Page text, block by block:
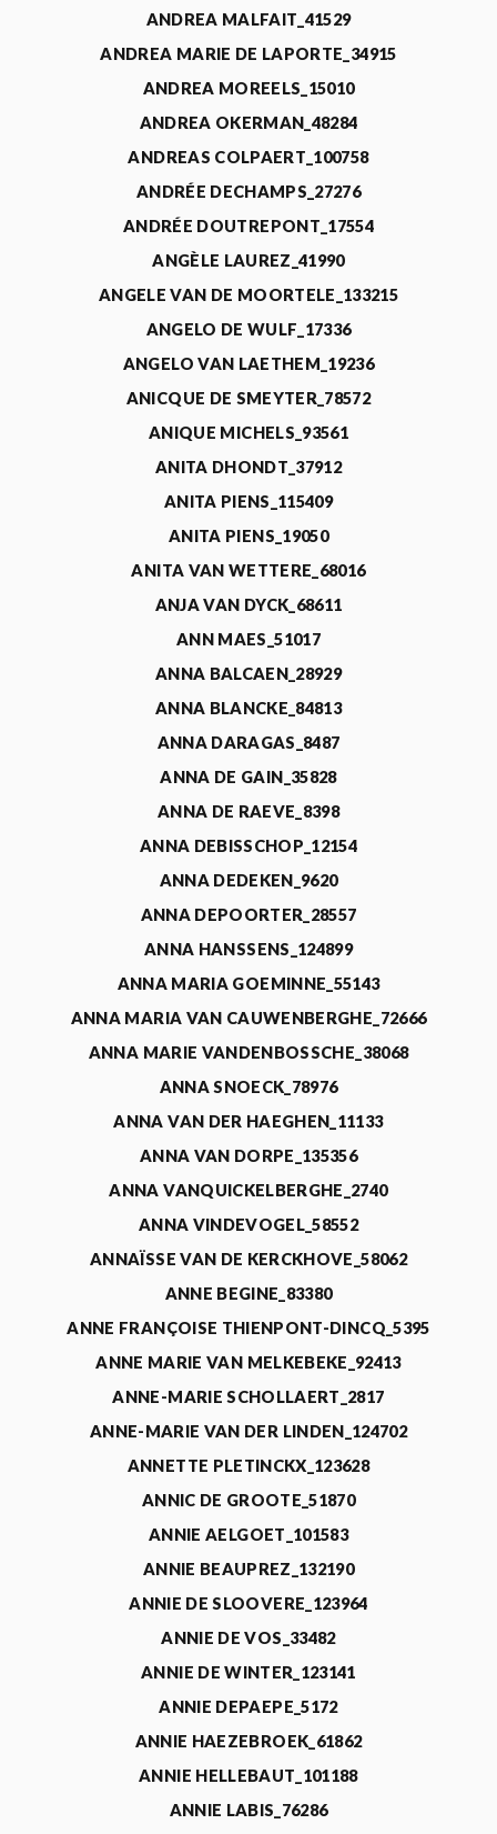
ANDREA MALFAIT_41529
ANDREA MARIE DE LAPORTE_34915
ANDREA MOREELS_15010
ANDREA OKERMAN_48284
ANDREAS COLPAERT_100758
ANDRÉE DECHAMPS_27276
ANDRÉE DOUTREPONT_17554
ANGÈLE LAUREZ_41990
ANGELE VAN DE MOORTELE_133215
ANGELO DE WULF_17336
ANGELO VAN LAETHEM_19236
ANICQUE DE SMEYTER_78572
ANIQUE MICHELS_93561
ANITA DHONDT_37912
ANITA PIENS_115409
ANITA PIENS_19050
ANITA VAN WETTERE_68016
ANJA VAN DYCK_68611
ANN MAES_51017
ANNA BALCAEN_28929
ANNA BLANCKE_84813
ANNA DARAGAS_8487
ANNA DE GAIN_35828
ANNA DE RAEVE_8398
ANNA DEBISSCHOP_12154
ANNA DEDEKEN_9620
ANNA DEPOORTER_28557
ANNA HANSSENS_124899
ANNA MARIA GOEMINNE_55143
ANNA MARIA VAN CAUWENBERGHE_72666
ANNA MARIE VANDENBOSSCHE_38068
ANNA SNOECK_78976
ANNA VAN DER HAEGHEN_11133
ANNA VAN DORPE_135356
ANNA VANQUICKELBERGHE_2740
ANNA VINDEVOGEL_58552
ANNAÏSSE VAN DE KERCKHOVE_58062
ANNE BEGINE_83380
ANNE FRANÇOISE THIENPONT-DINCQ_5395
ANNE MARIE VAN MELKEBEKE_92413
ANNE-MARIE SCHOLLAERT_2817
ANNE-MARIE VAN DER LINDEN_124702
ANNETTE PLETINCKX_123628
ANNIC DE GROOTE_51870
ANNIE AELGOET_101583
ANNIE BEAUPREZ_132190
ANNIE DE SLOOVERE_123964
ANNIE DE VOS_33482
ANNIE DE WINTER_123141
ANNIE DEPAEPE_5172
ANNIE HAEZEBROEK_61862
ANNIE HELLEBAUT_101188
ANNIE LABIS_76286